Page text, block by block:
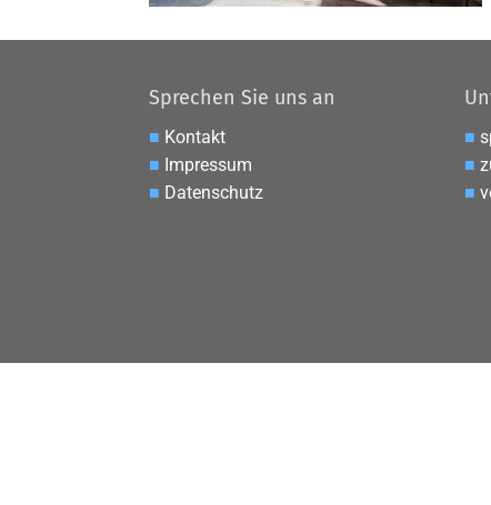
Sprechen Sie uns an
■ Kontakt
■ Impressum
■ Datenschutz
■
■
■